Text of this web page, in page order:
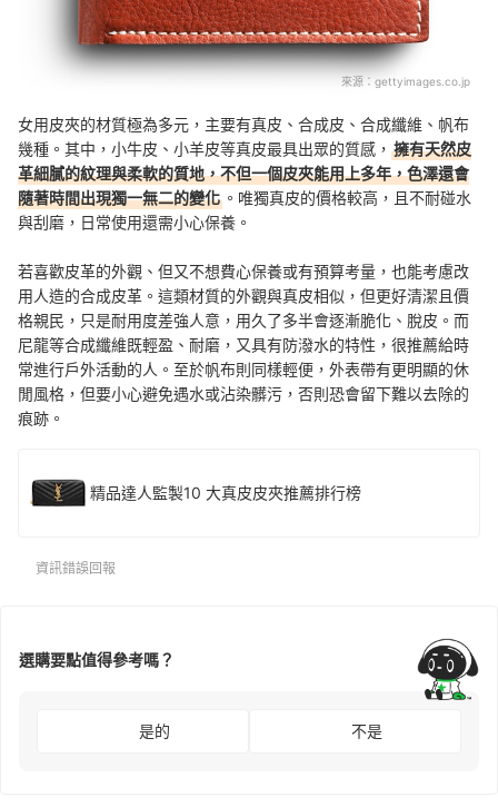
來源： gettyimages.co.jp
女用皮夾的材質極為多元，主要有真皮、合成皮、合成纖維、帆布
幾種。其中，小牛皮、小羊皮等真皮最具出眾的質感， 擁有天然皮
革細膩的紋理與柔軟的質地，不但一個皮夾能用上多年，色澤還會
隨著時間出現獨一無二的變化 。唯獨真皮的價格較高，且不耐碰水
與刮磨，日常使用還需小心保養。
若喜歡皮革的外觀、但又不想費心保養或有預算考量，也能考慮改
用人造的合成皮革。這類材質的外觀與真皮相似，但更好清潔且價
格親民，只是耐用度差強人意，用久了多半會逐漸脆化、脫皮。而
尼龍等合成纖維既輕盈、耐磨，又具有防潑水的特性，很推薦給時
常進行戶外活動的人。至於帆布則同樣輕便，外表帶有更明顯的休
閒風格，但要小心避免遇水或沾染髒污，否則恐會留下難以去除的
痕跡。
精品達人監製10 大真皮皮夾推薦排行榜
資訊錯誤回報
選購要點值得參考嗎？
是的 不是